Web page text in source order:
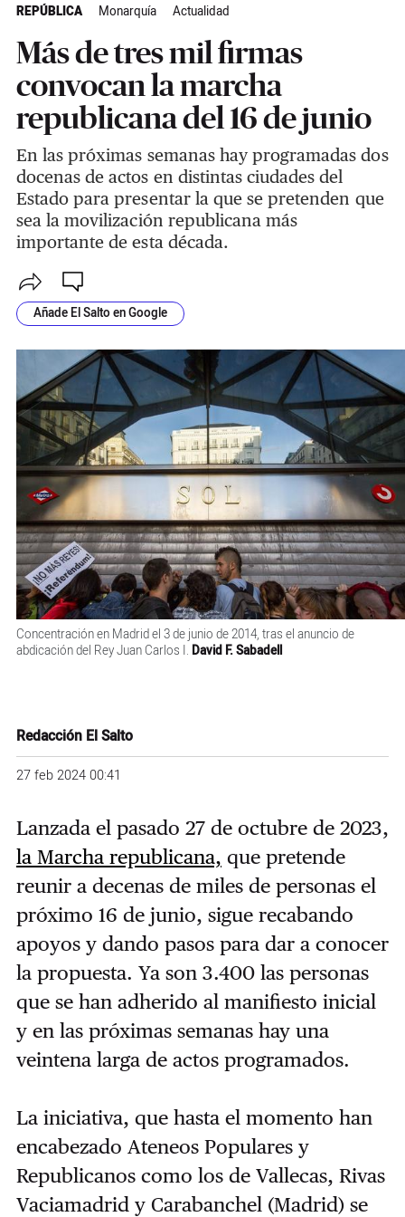
REPÚBLICA Monarquía Actualidad
Más de tres mil firmas
convocan la marcha
republicana del 16 de junio
En las próximas semanas hay programadas dos
docenas de actos en distintas ciudades del
Estado para presentar la que se pretenden que
sea la movilización republicana más
importante de esta década.
Añade El Salto en Google
Concentración en Madrid el 3 de junio de 2014, tras el anuncio de
abdicación del Rey Juan Carlos I. David F. Sabadell
Redacción El Salto
27 feb 2024 00:41
Lanzada el pasado 27 de octubre de 2023,
la Marcha republicana, que pretende
reunir a decenas de miles de personas el
próximo 16 de junio, sigue recabando
apoyos y dando pasos para dar a conocer
la propuesta. Ya son 3.400 las personas
que se han adherido al manifiesto inicial
y en las próximas semanas hay una
veintena larga de actos programados.
La iniciativa, que hasta el momento han
encabezado Ateneos Populares y
Republicanos como los de Vallecas, Rivas
Vaciamadrid y Carabanchel (Madrid) se